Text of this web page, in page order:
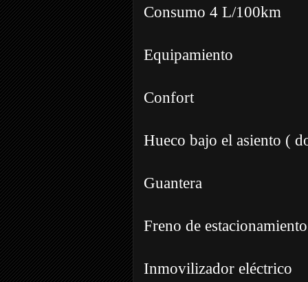
Consumo 4 L/100km
Equipamiento
Confort
Hueco bajo el asiento (
Guantera
Freno de estacionamiento
Inmovilizador eléctrico